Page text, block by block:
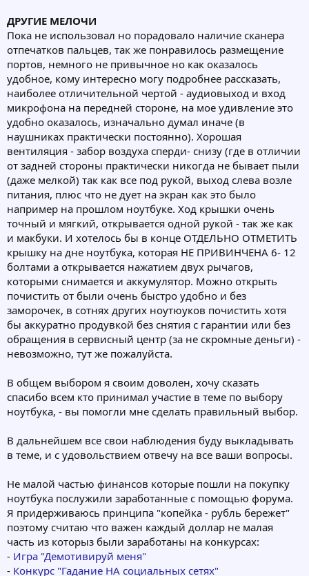
ДРУГИЕ МЕЛОЧИ
Пока не использовал но порадовало наличие сканера
отпечатков пальцев, так же понравилось размещение
портов, немного не привычное но как оказалось
удобное, кому интересно могу подробнее рассказать,
наиболее отличительной чертой - аудиовыход и вход
микрофона на передней стороне, на мое удивление это
удобно оказалось, изначально думал иначе (в
наушниках практически постоянно). Хорошая
вентиляция - забор воздуха сперди- снизу (где в отличии
от задней стороны практически никогда не бывает пыли
(даже мелкой) так как все под рукой, выход слева возле
питания, плюс что не дует на экран как это было
например на прошлом ноутбуке. Ход крышки очень
точный и мягкий, открывается одной рукой - так же как
и макбуки. И хотелось бы в конце ОТДЕЛЬНО ОТМЕТИТЬ
крышку на дне ноутбука, которая НЕ ПРИВИНЧЕНА 6- 12
болтами а открывается нажатием двух рычагов,
которыми снимается и аккумулятор. Можно открыть
почистить от были очень быстро удобно и без
заморочек, в сотнях других ноутюуков почистить хотя
бы аккуратно продувкой без снятия с гарантии или без
обращения в сервисный центр (за не скромные деньги) -
невозможно, тут же пожалуйста.
В общем выбором я своим доволен, хочу сказать
спасибо всем кто принимал участие в теме по выбору
ноутбука, - вы помогли мне сделать правильный выбор.
В дальнейшем все свои наблюдения буду выкладывать
в теме, и с удовольствием отвечу на все ваши вопросы.
Не малой частью финансов которые пошли на покупку
ноутбука послужили заработанные с помощью форума.
Я придерживаюсь принципа "копейка - рубль бережет"
поэтому считаю что важен каждый доллар не малая
часть из которыз были заработаны на конкурсах:
- Игра "Демотивируй меня"
- Конкурс "Гадание НА социальных сетях"